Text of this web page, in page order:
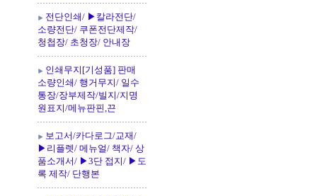
전단인쇄/ ▶칼라전단/
소량전단/ 쿠폰전단제작/
청첩장/ 초청장/ 안내장
인쇄무지[기성품] 판매
소량인쇄/ 행거무지/ 일수
통장/장부제작/빌지/지명
원표지/메뉴판핀,끈
보고서/카다로그/교재/
▶리플렛/ 메뉴얼/ 책자/ 상
품소개서/ ▶3단 접지/ ▶도
록 제작/ 단행본